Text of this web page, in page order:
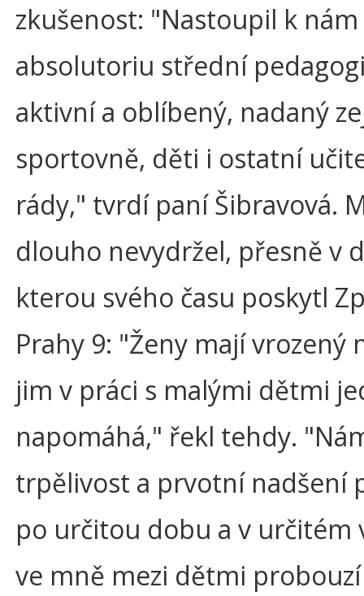
zkušenost: "Nastoupil k
absolutoriu střední
aktivní a oblíbený, nadaný
sportovně, děti i ostatní
rády," tvrdí paní Šibravová.
dlouho nevydržel, přesně v
kterou svého času poskytl
Prahy 9: "Ženy mají
jim v práci s malými dětmi
napomáhá," řekl tehdy.
trpělivost a prvotní nadšení
po určitou dobu a v určitém
ve mně mezi dětmi